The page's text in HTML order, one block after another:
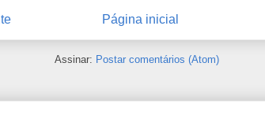
Página inicial
Assinar: Postar comentários (Atom)